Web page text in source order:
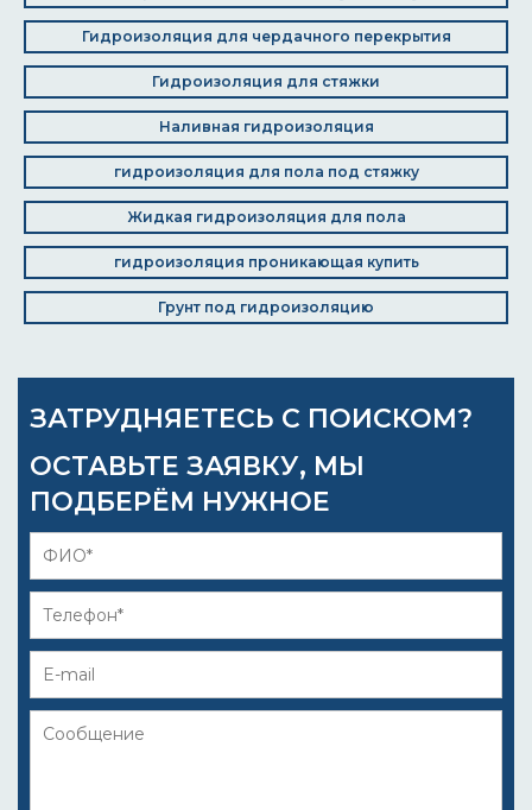
Гидроизоляция для чердачного перекрытия
Гидроизоляция для стяжки
Наливная гидроизоляция
гидроизоляция для пола под стяжку
Жидкая гидроизоляция для пола
гидроизоляция проникающая купить
Грунт под гидроизоляцию
ЗАТРУДНЯЕТЕСЬ С ПОИСКОМ?
ОСТАВЬТЕ ЗАЯВКУ, МЫ
ПОДБЕРЁМ НУЖНОЕ